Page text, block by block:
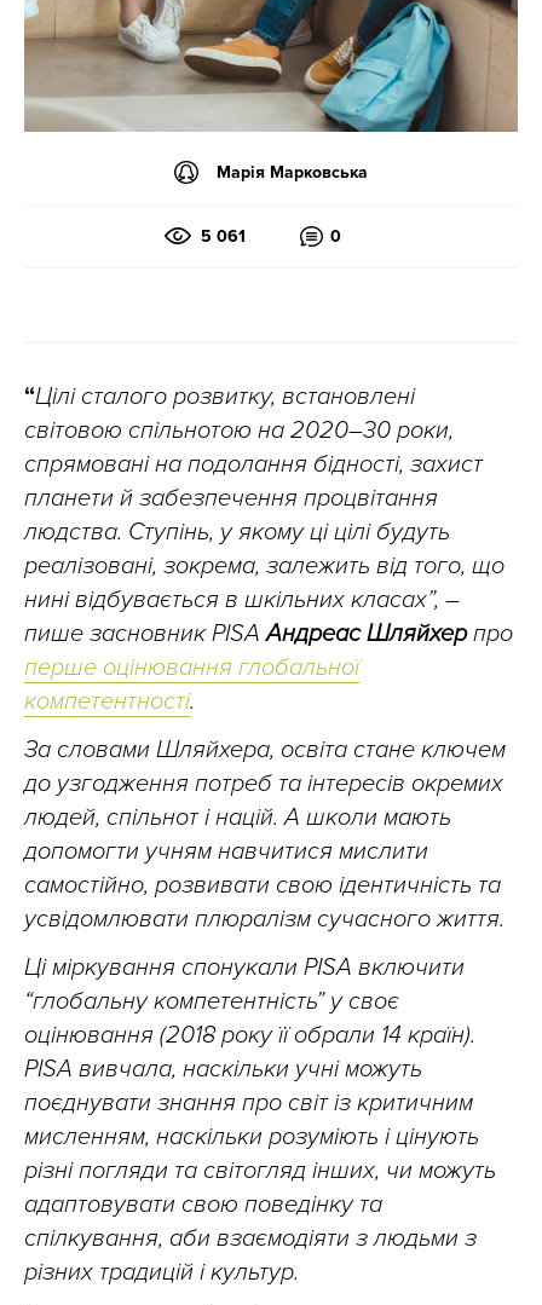
Марія Марковська
5 061 0
“Цілі сталого розвитку, встановлені
світовою спільнотою на 2020–30 роки,
спрямовані на подолання бідності, захист
планети й забезпечення процвітання
людства. Ступінь, у якому ці цілі будуть
реалізовані, зокрема, залежить від того, що
нині відбувається в шкільних класах”, –
пише засновник PISAАндреас Шляйхерпро
перше оцінювання глобальної
компетентності.
За словами Шляйхера, освіта стане ключем
до узгодження потреб та інтересів окремих
людей, спільнот і націй. А школи мають
допомогти учням навчитися мислити
самостійно, розвивати свою ідентичність та
усвідомлювати плюралізм сучасного життя.
Ці міркування спонукали PISA включити
“глобальну компетентність” у своє
оцінювання (2018 року її обрали 14 країн).
PISA вивчала, наскільки учні можуть
поєднувати знання про світ із критичним
мисленням, наскільки розуміють і цінують
різні погляди та світогляд інших, чи можуть
адаптовувати свою поведінку та
спілкування, аби взаємодіяти з людьми з
різних традицій і культур.